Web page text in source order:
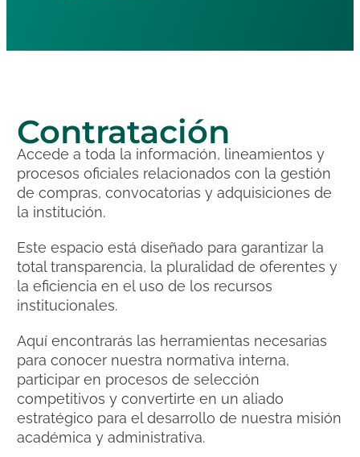
Contratación
Accede a toda la información, lineamientos y
procesos oficiales relacionados con la gestión
de compras, convocatorias y adquisiciones de
la institución.
Este espacio está diseñado para garantizar la
total transparencia, la pluralidad de oferentes y
la eficiencia en el uso de los recursos
institucionales.
Aquí encontrarás las herramientas necesarias
para conocer nuestra normativa interna,
participar en procesos de selección
competitivos y convertirte en un aliado
estratégico para el desarrollo de nuestra misión
académica y administrativa.